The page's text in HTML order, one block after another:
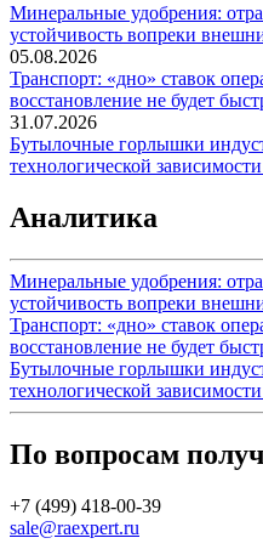
Минеральные удобрения:
устойчивость вопреки
05.08.2026
Транспорт: «дно» ставок
восстановление не будет
31.07.2026
Бутылочные горлышки
технологической зависимости
Аналитика
Минеральные удобрения:
устойчивость вопреки
Транспорт: «дно» ставок
восстановление не будет
Бутылочные горлышки
технологической зависимости
По вопросам
+7 (499) 418-00-39
sale@raexpert.ru